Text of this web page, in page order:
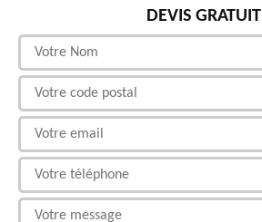
DEVIS GRATUIT